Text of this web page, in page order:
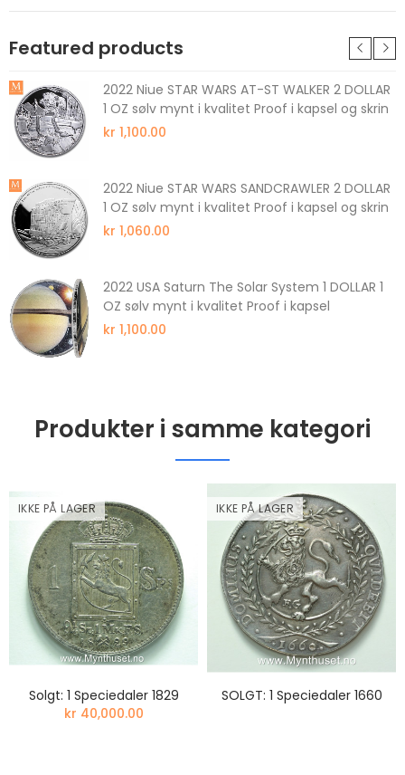
Featured products
2022 Niue STAR WARS AT-ST WALKER 2 DOLLAR
1 OZ sølv mynt i kvalitet Proof i kapsel og skrin
kr 1,100.00
2022 Niue STAR WARS SANDCRAWLER 2 DOLLAR
1 OZ sølv mynt i kvalitet Proof i kapsel og skrin
kr 1,060.00
2022 USA Saturn The Solar System 1 DOLLAR 1
OZ sølv mynt i kvalitet Proof i kapsel
kr 1,100.00
Produkter i samme kategori
IKKE PÅ LAGER
Solgt: 1 Speciedaler 1829
kr 40,000.00
IKKE PÅ LAGER
SOLGT: 1 Speciedaler 1660